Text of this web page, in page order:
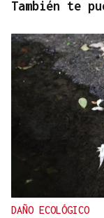
También te
DAÑO ECOLÓGICO